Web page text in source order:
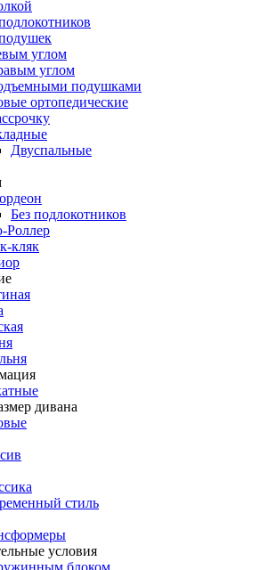
углом
углом
подушками
ортопедические
Двуспальные
Без подлокотников
Роллер
кляк
дивана
стиль
условия